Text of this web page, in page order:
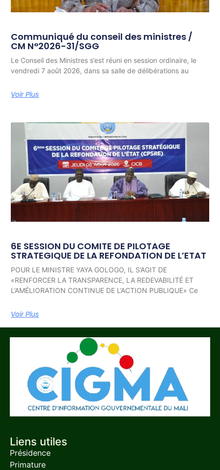
Communiqué du conseil des ministres /
CM N°2026-31/SGG
Le Conseil des Ministres s’est réuni en session ordinaire, le
vendredi 7 août 2026, dans sa salle de délibérations au
Voir Plus
6E SESSION DU COMITE DE PILOTAGE
STRATEGIQUE DE LA REFONDATION DE L’ETAT
POUR LE MINISTRE YAYA GOLOGO, IL S’AGIT DE
«RENFORCER LA TRANSPARENCE, LA REDEVABILITÉ ET
L’AMÉLIORATION CONTINUE DE L’ACTION PUBLIQUE» Ce
Voir Plus
Liens utiles
Présidence
Primature